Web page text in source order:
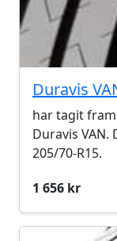
Duravis
har tagit
Duravis
205/70-R15.
1 656 kr